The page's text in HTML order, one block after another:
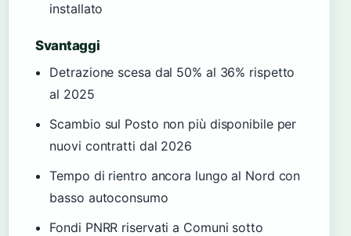
installato
Svantaggi
Detrazione scesa dal 50% al 36% rispetto
al 2025
Scambio sul Posto non più disponibile per
nuovi contratti dal 2026
Tempo di rientro ancora lungo al Nord con
basso autoconsumo
Fondi PNRR riservati a Comuni sotto